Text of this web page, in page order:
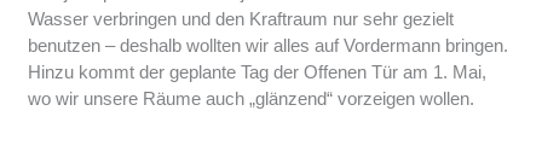
Wasser verbringen und den Kraftraum nur sehr gezielt
benutzen – deshalb wollten wir alles auf Vordermann bringen.
Hinzu kommt der geplante Tag der Offenen Tür am 1. Mai,
wo wir unsere Räume auch „glänzend“ vorzeigen wollen.